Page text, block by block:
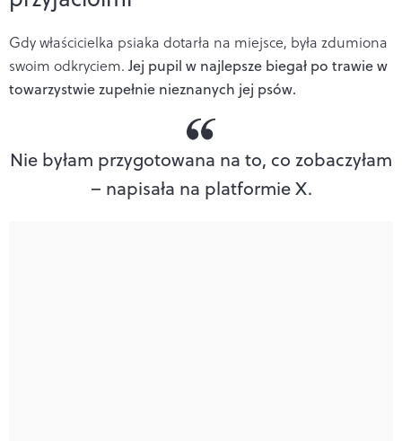
Gdy właścicielka psiaka dotarła na miejsce, była zdumiona
swoim odkryciem. Jej pupil w najlepsze biegał po trawie w
towarzystwie zupełnie nieznanych jej psów.
Nie byłam przygotowana na to, co zobaczyłam
– napisała na platformie X.